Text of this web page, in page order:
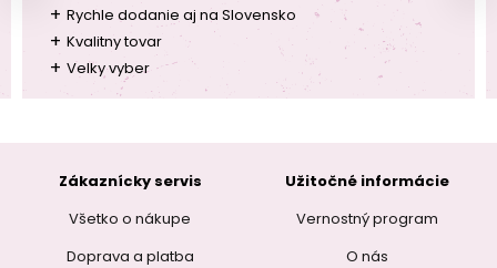
+ Rychle dodanie aj na Slovensko
+ Kvalitny tovar
+ Velky vyber
Zákaznícky servis
Všetko o nákupe
Doprava a platba
Užitočné informácie
Vernostný program
O nás